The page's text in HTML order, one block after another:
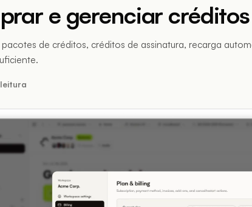
e gerenciar
de créditos, créditos de assinatura, recarga
leitura